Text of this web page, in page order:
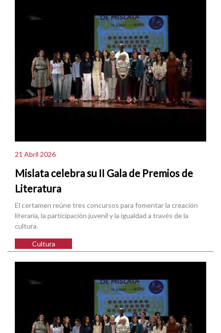
21 Abril 2026
Mislata celebra su II Gala de Premios de
Literatura
El certamen reúne tres concursos para fomentar la creación
literaria, la participación juvenil y la igualdad a través de la
cultura.
Cultura